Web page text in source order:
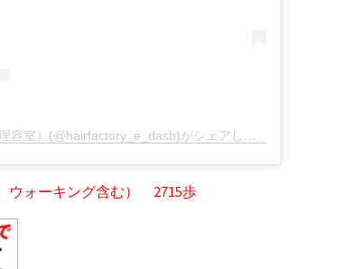
ヘアーファクトリーE’ （富山県の理容室）(@hairfactory_e_dash)がシェアした投稿
ウォーキング含む） 2715歩